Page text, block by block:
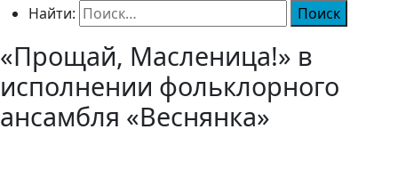
Найти:
«Прощай, Масленица!» в
исполнении фольклорного
ансамбля «Веснянка»